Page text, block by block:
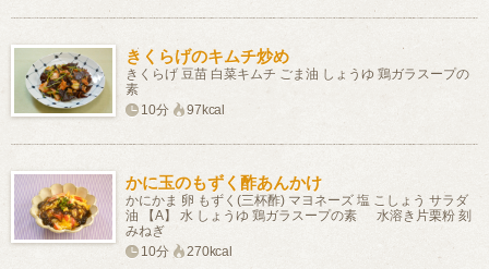
きくらげのキムチ炒め
きくらげ 豆苗 白菜キムチ ごま油 しょうゆ 鶏ガラスープの
素
10分
97kcal
かに玉のもずく酢あんかけ
かにかま 卵 もずく(三杯酢) マヨネーズ 塩 こしょう サラダ
油 【A】 水 しょうゆ 鶏ガラスープの素 水溶き片栗粉 刻
みねぎ
10分
270kcal